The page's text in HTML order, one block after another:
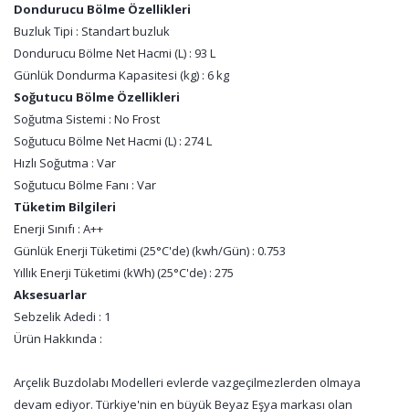
Dondurucu Bölme Özellikleri
Buzluk Tipi : Standart buzluk
Dondurucu Bölme Net Hacmi (L) : 93 L
Günlük Dondurma Kapasitesi (kg) : 6 kg
Soğutucu Bölme Özellikleri
Soğutma Sistemi : No Frost
Soğutucu Bölme Net Hacmi (L) : 274 L
Hızlı Soğutma : Var
Soğutucu Bölme Fanı : Var
Tüketim Bilgileri
Enerji Sınıfı : A++
Günlük Enerji Tüketimi (25°C'de) (kwh/Gün) : 0.753
Yıllık Enerji Tüketimi (kWh) (25°C'de) : 275
Aksesuarlar
Sebzelik Adedi : 1
Ürün Hakkında :
Arçelik Buzdolabı Modelleri evlerde vazgeçilmezlerden olmaya
devam ediyor. Türkiye'nin en büyük Beyaz Eşya markası olan